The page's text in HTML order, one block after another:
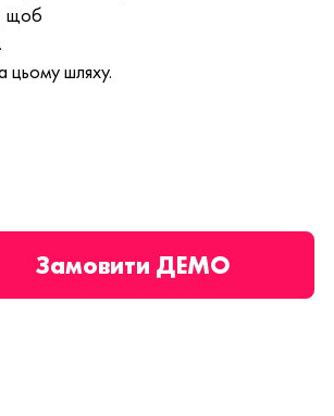
щоб
цьому шляху.
Замовити ДЕМО